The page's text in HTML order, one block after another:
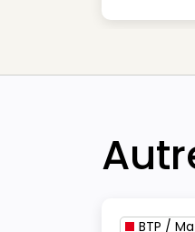
BTP /